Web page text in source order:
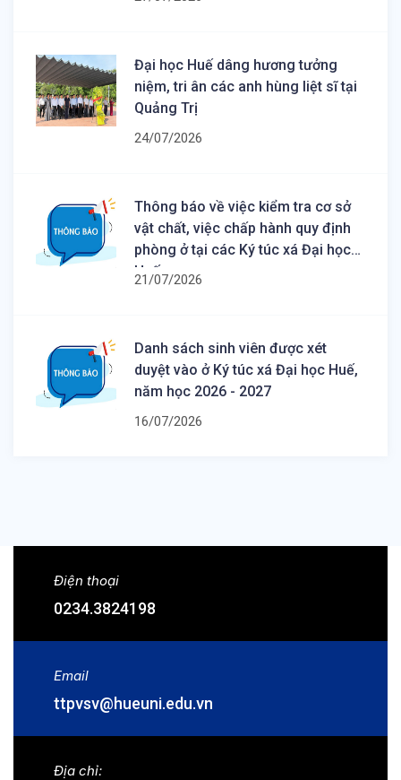
Đại học Huế dâng hương tưởng
niệm, tri ân các anh hùng liệt sĩ tại
Quảng Trị
24/07/2026
Thông báo về việc kiểm tra cơ sở
vật chất, việc chấp hành quy định
phòng ở tại các Ký túc xá Đại học
Huế
21/07/2026
Danh sách sinh viên được xét
duyệt vào ở Ký túc xá Đại học Huế,
năm học 2026 - 2027
16/07/2026
Điện thoại
0234.3824198
Email
ttpvsv@hueuni.edu.vn
Địa chỉ: